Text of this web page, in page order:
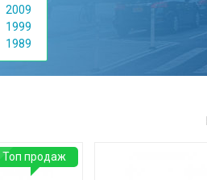
2009
1999
1989
Топ продаж